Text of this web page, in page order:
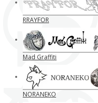
RRAYFOR
Mad Graffiti
NORANEKO